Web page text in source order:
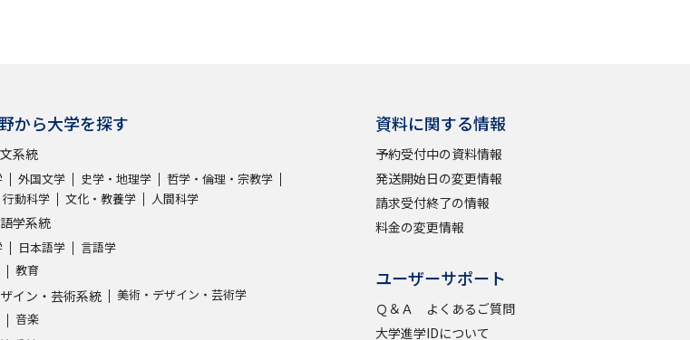
から大学を探す
系統
外国文学 史学・地理学
哲学・倫理・宗教学
動科学
文化・教養学 人間科学
学系統
日本語学 言語学
教育
イン・芸術系統 美術・デザイン・芸術学
音楽
資料に関する情報
予約受付中の資料情報
発送開始日の変更情報
請求受付終了の情報
料金の変更情報
ユーザーサポート
Ｑ＆Ａ よくあるご質問
大学進学IDについて